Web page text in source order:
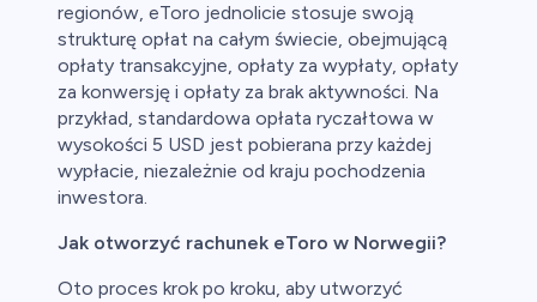
regionów, eToro jednolicie stosuje swoją
strukturę opłat na całym świecie, obejmującą
opłaty transakcyjne, opłaty za wypłaty, opłaty
za konwersję i opłaty za brak aktywności. Na
przykład, standardowa opłata ryczałtowa w
wysokości 5 USD jest pobierana przy każdej
wypłacie, niezależnie od kraju pochodzenia
inwestora.
Jak otworzyć rachunek eToro w Norwegii?
Oto proces krok po kroku, aby utworzyć